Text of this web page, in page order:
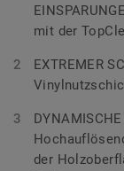
mit der
EXTREMER
der